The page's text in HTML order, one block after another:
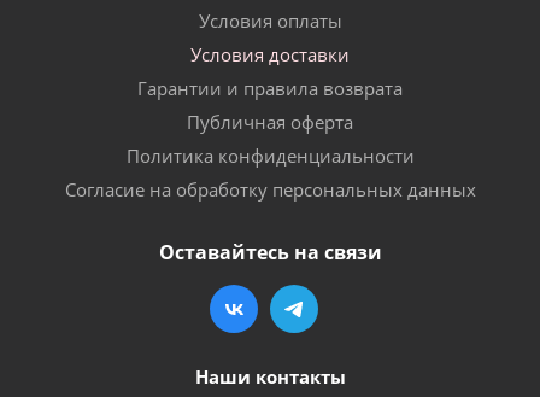
Условия оплаты
Условия доставки
Гарантии и правила возврата
Публичная оферта
Политика конфиденциальности
Согласие на обработку персональных данных
Оставайтесь на связи
Наши контакты